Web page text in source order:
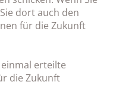
dort auch den
für die Zukunft
einmal erteilte
die Zukunft